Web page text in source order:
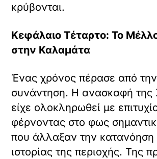
κρύβονται.
Κεφάλαιο Τέταρτο: Το
στην Καλαμάτα
Ένας χρόνος πέρασε από
συνάντηση. Η ανασκαφή της
είχε ολοκληρωθεί με
φέρνοντας στο φως
που άλλαξαν την κατανόηση
ιστορίας της περιοχής. Της